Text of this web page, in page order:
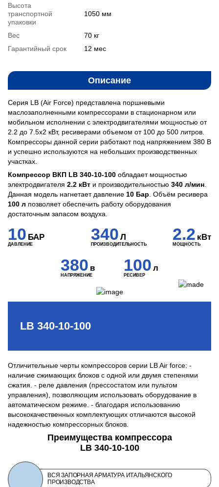
Высота
транспортной
упаковки
1050 мм
Вес
70 кг
Гарантийный срок
12 мес
Описание
Серия LB (Air Force) представлена поршневыми
маслозаполненными компрессорами в стационарном или
мобильном исполнении с электродвигателями мощностью от
2.2 до 7.5х2 кВт, ресиверами объемом от 100 до 500 литров.
Компрессоры данной серии работают под напряжением 380 В
и успешно используются на небольших производственных
участках.
Компрессор ВКП LB 340-10-100 обладает мощностью
электродвигателя 2.2 кВт и производительностью 340 л/мин
Данная модель нагнетает давление 10 Бар . Объём ресивера
100 л позволяет обеспечить работу оборудования
достаточным запасом воздуха.
10 БАР
ДАВЛЕНИЕ
340 Л
ПРОИЗВОДИТЕЛЬНОСТЬ
2.2 кВт
МОЩНОСТЬ
380 в
НАПРЯЖЕНИЕ
100 л
РЕСИВЕР
LB 340-10-100
Отличительные черты компрессоров серии LB Air force: -
наличие сжимающих блоков с одной или двумя степенями
сжатия. - реле давления (прессостатом или пультом
управления), позволяющим использовать оборудование в
автоматическом режиме. - благодаря использованию
высококачественных комплектующих отличаются высокой
надежностью компрессорных блоков.
Преимущества компрессора
LB 340-10-100
ВСЯ ЗАПОРНАЯ АРМАТУРА ИТАЛЬЯНСКОГО
ПРОИЗВОДСТВА